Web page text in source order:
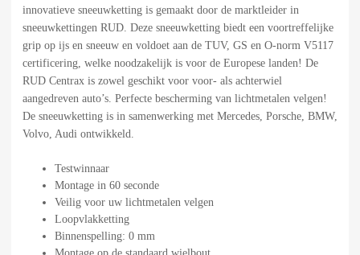
innovatieve sneeuwketting is gemaakt door de marktleider in
sneeuwkettingen RUD. Deze sneeuwketting biedt een voortreffelijke
grip op ijs en sneeuw en voldoet aan de TUV, GS en O-norm V5117
certificering, welke noodzakelijk is voor de Europese landen! De
RUD Centrax is zowel geschikt voor voor- als achterwiel
aangedreven auto’s. Perfecte bescherming van lichtmetalen velgen!
De sneeuwketting is in samenwerking met Mercedes, Porsche, BMW,
Volvo, Audi ontwikkeld.
Testwinnaar
Montage in 60 seconde
Veilig voor uw lichtmetalen velgen
Loopvlakketting
Binnenspelling: 0 mm